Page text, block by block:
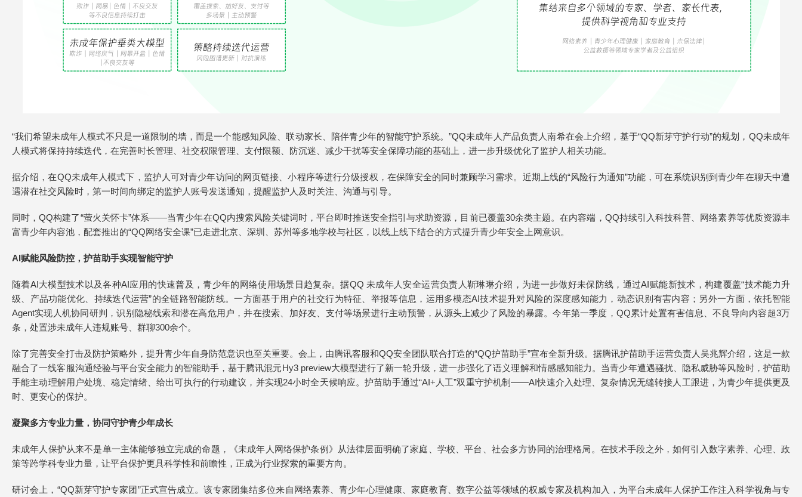
“我们希望未成年人模式不只是一道限制的墙，而是一个能感知风险、联动家长、陪伴青少年的智能守护系统。”QQ未成年人产品负责人南希在会上介绍，基于“QQ新芽守护行动”的规划，QQ未成年
人模式将保持持续迭代，在完善时长管理、社交权限管理、支付限额、防沉迷、减少干扰等安全保障功能的基础上，进一步升级优化了监护人相关功能。
据介绍，在QQ未成年人模式下，监护人可对青少年访问的网页链接、小程序等进行分级授权，在保障安全的同时兼顾学习需求。近期上线的“风险行为通知”功能，可在系统识别到青少年在聊天中遭
遇潜在社交风险时，第一时间向绑定的监护人账号发送通知，提醒监护人及时关注、沟通与引导。
同时，QQ构建了“萤火关怀卡”体系——当青少年在QQ内搜索风险关键词时，平台即时推送安全指引与求助资源，目前已覆盖30余类主题。在内容端，QQ持续引入科技科普、网络素养等优质资源丰
富青少年内容池，配套推出的“QQ网络安全课”已走进北京、深圳、苏州等多地学校与社区，以线上线下结合的方式提升青少年安全上网意识。
AI赋能风险防控，护苗助手实现智能守护
随着AI大模型技术以及各种AI应用的快速普及，青少年的网络使用场景日趋复杂。据QQ 未成年人安全运营负责人靳琳琳介绍，为进一步做好未保防线，通过AI赋能新技术，构建覆盖“技术能力升
级、产品功能优化、持续迭代运营”的全链路智能防线。一方面基于用户的社交行为特征、举报等信息，运用多模态AI技术提升对风险的深度感知能力，动态识别有害内容；另外一方面，依托智能
Agent实现人机协同研判，识别隐秘线索和潜在高危用户，并在搜索、加好友、支付等场景进行主动预警，从源头上减少了风险的暴露。今年第一季度，QQ累计处置有害信息、不良导向内容超3万
条，处置涉未成年人违规账号、群聊300余个。
除了完善安全打击及防护策略外，提升青少年自身防范意识也至关重要。会上，由腾讯客服和QQ安全团队联合打造的“QQ护苗助手”宣布全新升级。据腾讯护苗助手运营负责人吴兆辉介绍，这是一款
融合了一线客服沟通经验与平台安全能力的智能助手，基于腾讯混元Hy3 preview大模型进行了新一轮升级，进一步强化了语义理解和情感感知能力。当青少年遭遇骚扰、隐私威胁等风险时，护苗助
手能主动理解用户处境、稳定情绪、给出可执行的行动建议，并实现24小时全天候响应。护苗助手通过“AI+人工”双重守护机制——AI快速介入处理、复杂情况无缝转接人工跟进，为青少年提供更及
时、更安心的保护。
凝聚多方专业力量，协同守护青少年成长
未成年人保护从来不是单一主体能够独立完成的命题，《未成年人网络保护条例》从法律层面明确了家庭、学校、平台、社会多方协同的治理格局。在技术手段之外，如何引入数字素养、心理、政
策等跨学科专业力量，让平台保护更具科学性和前瞻性，正成为行业探索的重要方向。
研讨会上，“QQ新芽守护专家团”正式宣告成立。该专家团集结多位来自网络素养、青少年心理健康、家庭教育、数字公益等领域的权威专家及机构加入，为平台未成年人保护工作注入科学视角与专